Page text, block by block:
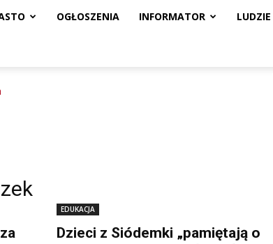
OGŁOSZENIA INFORMATOR LUDZIE
EDUKACJA
Dzieci z Siódemki „pamiętają o